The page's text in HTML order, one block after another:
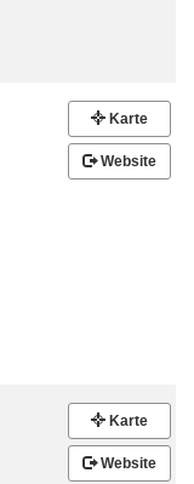
Karte
Website
Karte
Website